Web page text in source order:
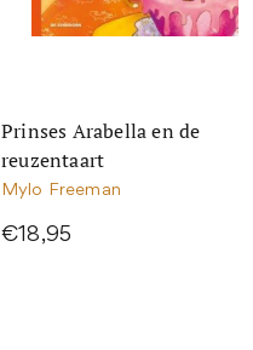
Prinses Arabella en de
reuzentaart
Mylo Freeman
€18,95